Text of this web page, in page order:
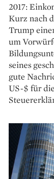
2017:
Kurz nach
Trump
um
seines
gute
US-$ für